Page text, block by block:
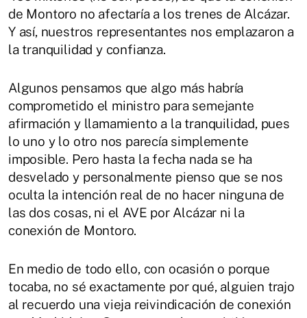
de Montoro no afectaría a los trenes de Alcázar.
Y así, nuestros representantes nos emplazaron a
la tranquilidad y confianza.
Algunos pensamos que algo más habría
comprometido el ministro para semejante
afirmación y llamamiento a la tranquilidad, pues
lo uno y lo otro nos parecía simplemente
imposible. Pero hasta la fecha nada se ha
desvelado y personalmente pienso que se nos
oculta la intención real de no hacer ninguna de
las dos cosas, ni el AVE por Alcázar ni la
conexión de Montoro.
En medio de todo ello, con ocasión o porque
tocaba, no sé exactamente por qué, alguien trajo
al recuerdo una vieja reivindicación de conexión